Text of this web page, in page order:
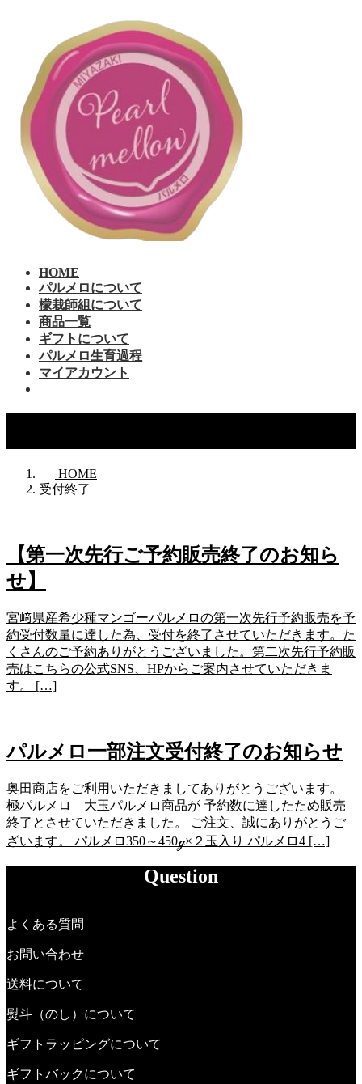
HOME
パルメロについて
檬栽師組について
商品一覧
ギフトについて
パルメロ生育過程
マイアカウント
HOME
受付終了
【第一次先行ご予約販売終了のお知ら
せ】
宮﨑県産希少種マンゴーパルメロの第一次先行予約販売を予
約受付数量に達した為、受付を終了させていただきます。た
くさんのご予約ありがとうございました。第二次先行予約販
売はこちらの公式SNS、HPからご案内させていただきま
す。 […]
パルメロ一部注文受付終了のお知らせ
奥田商店をご利用いただきましてありがとうございます。
極パルメロ 大玉パルメロ商品が 予約数に達したため販売
終了とさせていただきました。 ご注文、誠にありがとうご
ざいます。 パルメロ350～450ℊ×２玉入り パルメロ4 […]
Question
よくある質問
お問い合わせ
送料について
熨斗（のし）について
ギフトラッピングについて
ギフトバックについて